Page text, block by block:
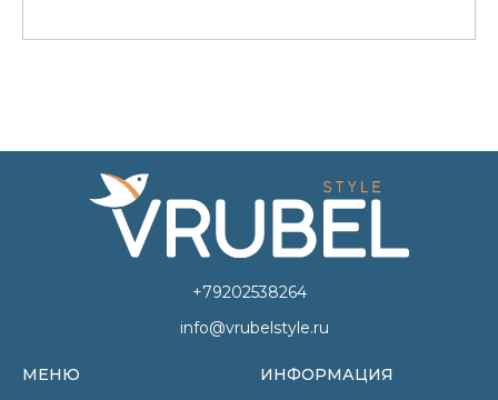
+79202538264
info@vrubelstyle.ru
МЕНЮ ИНФОРМАЦИЯ